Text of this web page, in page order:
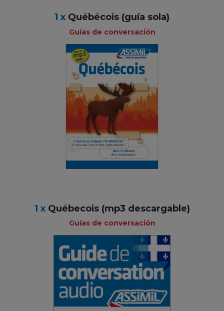
1 x Québécois (guía sola)
Guías de conversación
1 x Québecois (mp3 descargable)
Guías de conversación